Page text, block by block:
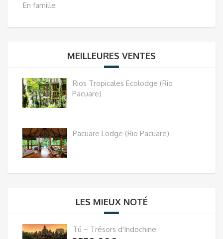
En famille
MEILLEURES VENTES
Rios Tropicales Ecolodge (Rio
Pacuare)
Pacuare Lodge (Rio Pacuare)
LES MIEUX NOTÉ
Tú ~ Trésors d'Indochine